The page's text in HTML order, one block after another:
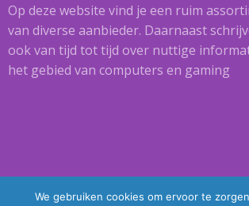
Op deze website vind je een ruim
van diverse aanbieder. Daarnaast
ook van tijd tot tijd over nuttige
het gebied van computers en gaming
We gebruiken cookies om ervoor te